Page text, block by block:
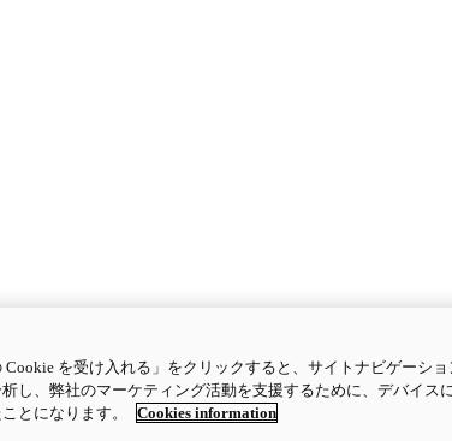
Cookie を受け入れる」をクリックすると、サイトナビゲーシ
し、弊社のマーケティング活動を支援するために、デバイス
とになります。
Cookies information